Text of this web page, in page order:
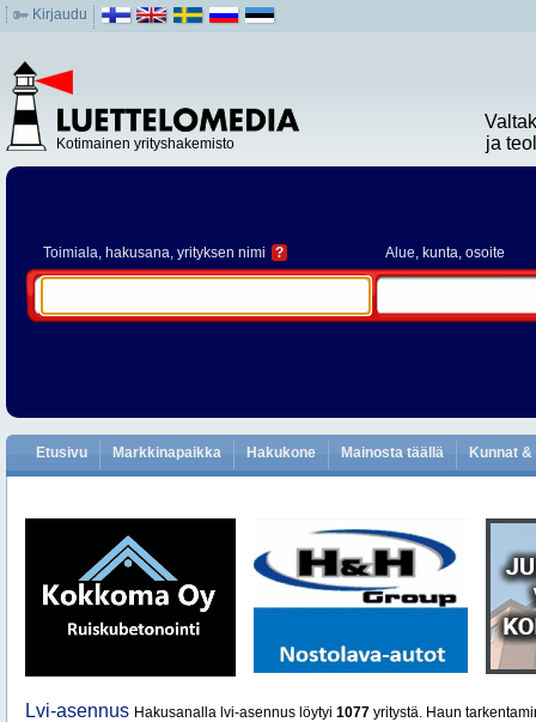
Kirjaudu
Kotimainen yrityshakemisto
ja
Toimiala, hakusana, yrityksen nimi ? Alue, kunta, osoite
Etusivu Markkinapaikka Hakukone Mainosta täällä Kunnat
Lvi-asennus Hakusanalla lvi-asennus löytyi 1077 yritystä. Haun